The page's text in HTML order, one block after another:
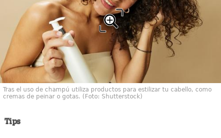
Tras el uso de champú utiliza productos para estilizar tu cabello, como
cremas de peinar o gotas. (Foto: Shutterstock)
Tips